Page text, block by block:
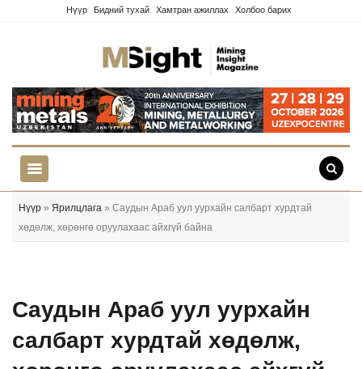
Нүүр Бидний тухай Хамтран ажиллах Холбоо барих
Нүүр » Ярилцлага » Саудын Араб уул уурхайн салбарт хурдтай
хөдөлж, хөрөнгө оруулахаас айхгүй байна
Саудын Араб уул уурхайн
салбарт хурдтай хөдөлж,